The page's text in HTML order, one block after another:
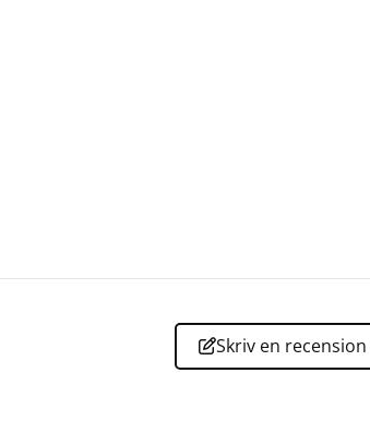
Skriv en recension